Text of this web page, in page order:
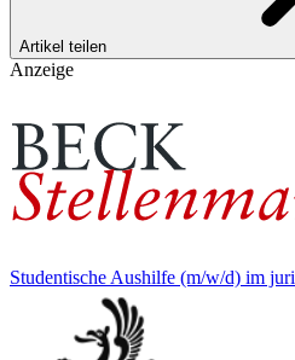
Artikel teilen
Anzeige
Studentische Aushilfe (m/w/d) im